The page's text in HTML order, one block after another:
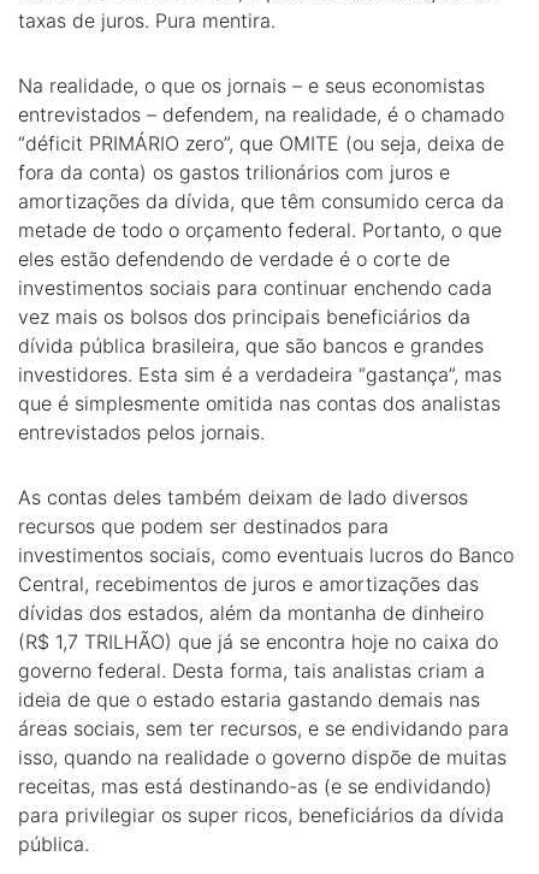
taxas de juros. Pura mentira.
Na realidade, o que os jornais – e seus economistas
entrevistados – defendem, na realidade, é o chamado
“déficit PRIMÁRIO zero”, que OMITE (ou seja, deixa de
fora da conta) os gastos trilionários com juros e
amortizações da dívida, que têm consumido cerca da
metade de todo o orçamento federal. Portanto, o que
eles estão defendendo de verdade é o corte de
investimentos sociais para continuar enchendo cada
vez mais os bolsos dos principais beneficiários da
dívida pública brasileira, que são bancos e grandes
investidores. Esta sim é a verdadeira “gastança”, mas
que é simplesmente omitida nas contas dos analistas
entrevistados pelos jornais.
As contas deles também deixam de lado diversos
recursos que podem ser destinados para
investimentos sociais, como eventuais lucros do Banco
Central, recebimentos de juros e amortizações das
dívidas dos estados, além da montanha de dinheiro
(R$ 1,7 TRILHÃO) que já se encontra hoje no caixa do
governo federal. Desta forma, tais analistas criam a
ideia de que o estado estaria gastando demais nas
áreas sociais, sem ter recursos, e se endividando para
isso, quando na realidade o governo dispõe de muitas
receitas, mas está destinando-as (e se endividando)
para privilegiar os super ricos, beneficiários da dívida
pública.